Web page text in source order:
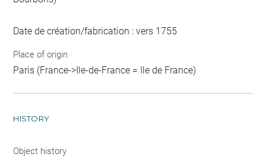
Date de création/fabrication : vers 1755
Place of origin
Paris (France->Ile-de-France = Ile de France)
HISTORY
Object history